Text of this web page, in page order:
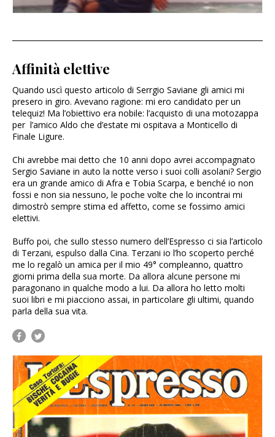
Affinità elettive
Quando uscì questo articolo di Serrgio Saviane gli amici mi
presero in giro. Avevano ragione: mi ero candidato per un
telequiz! Ma l’obiettivo era nobile: l’acquisto di una motozappa
per l’amico Aldo che d’estate mi ospitava a Monticello di
Finale Ligure.
Chi avrebbe mai detto che 10 anni dopo avrei accompagnato
Sergio Saviane in auto la notte verso i suoi colli asolani? Sergio
era un grande amico di Afra e Tobia Scarpa, e benché io non
fossi e non sia nessuno, le poche volte che lo incontrai mi
dimostrò sempre stima ed affetto, come se fossimo amici
elettivi.
Buffo poi, che sullo stesso numero dell’Espresso ci sia l’articolo
di Terzani, espulso dalla Cina. Terzani io l’ho scoperto perché
me lo regalò un amica per il mio 49° compleanno, quattro
giorni prima della sua morte. Da allora alcune persone mi
paragonano in qualche modo a lui. Da allora ho letto molti
suoi libri e mi piacciono assai, in particolare gli ultimi, quando
parla della sua vita.